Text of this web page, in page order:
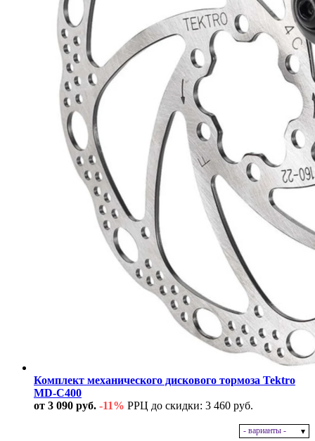
Комплект механического дискового тормоза Tektro
MD-C400
от 3 090 руб. -11% РРЦ до скидки: 3 460 руб.
- варианты -